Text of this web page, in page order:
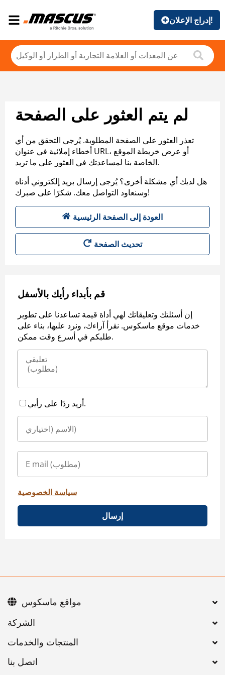
إدراج الإعلان!
لم يتم العثور على الصفحة
تعذر العثور على الصفحة المطلوبة. يُرجى التحقق من أي
أخطاء إملائية في عنوان URL، أو عرض خريطة الموقع
الخاصة بنا لمساعدتك في العثور على ما تريد.
هل لديك أي مشكلة أخرى؟ يُرجى إرسال بريد إلكتروني أدناه
وسنعاود التواصل معك. شكرًا على صبرك!
العودة إلى الصفحة الرئيسية
تحديث الصفحة
قم بأبداء رأيك بالأسفل
إن أسئلتك وتعليقاتك لهي أداة قيمة تساعدنا على تطوير
خدمات موقع ماسكوس. نقرأ آراءك، ونرد عليها، بناء على
طلبكم في أسرع وقت ممكن.
أريد ردًا على رأيي.
سياسة الخصوصية
إرسال
اتصل بنا
مواقع ماسكوس